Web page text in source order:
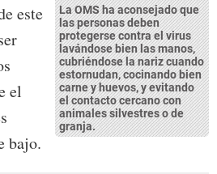
La OMS ha aconsejado que
las personas deben
protegerse contra el virus
lavándose bien las manos,
cubriéndose la nariz cuando
estornudan, cocinando bien
carne y huevos, y evitando
el contacto cercano con
animales silvestres o de
granja.
este
el
bajo.